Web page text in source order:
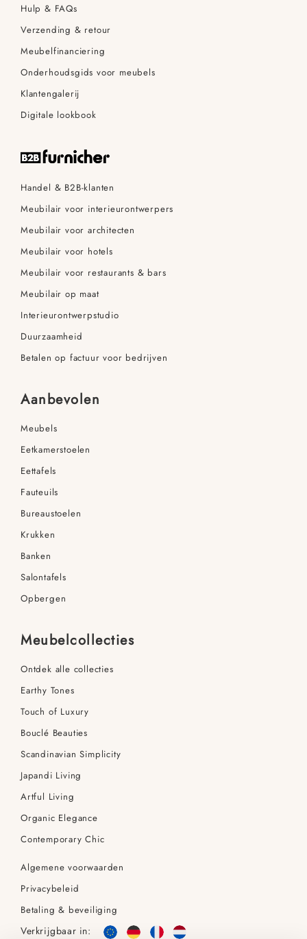
Hulp & FAQs
Verzending & retour
Meubelfinanciering
Onderhoudsgids voor meubels
Klantengalerij
Digitale lookbook
Handel & B2B-klanten
Meubilair voor interieurontwerpers
Meubilair voor architecten
Meubilair voor hotels
Meubilair voor restaurants & bars
Meubilair op maat
Interieurontwerpstudio
Duurzaamheid
Betalen op factuur voor bedrijven
Aanbevolen
Meubels
Eetkamerstoelen
Eettafels
Fauteuils
Bureaustoelen
Krukken
Banken
Salontafels
Opbergen
Meubelcollecties
Ontdek alle collecties
Earthy Tones
Touch of Luxury
Bouclé Beauties
Scandinavian Simplicity
Japandi Living
Artful Living
Organic Elegance
Contemporary Chic
Algemene voorwaarden
Privacybeleid
Betaling & beveiliging
Verkrijgbaar in: